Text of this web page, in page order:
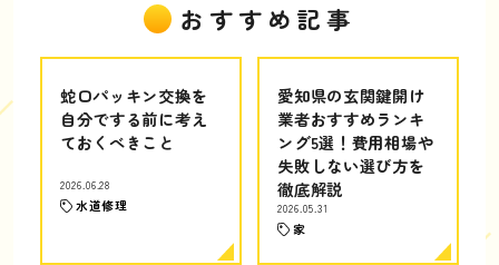
おすすめ記事
蛇口パッキン交換を
自分でする前に考え
ておくべきこと
2026.06.28
水道修理
愛知県の玄関鍵開け
業者おすすめランキ
ング5選！費用相場や
失敗しない選び方を
徹底解説
2026.05.31
家